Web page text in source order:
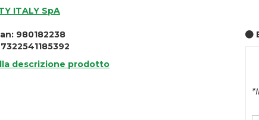
ITALY SpA
980182238
descrizione prodotto